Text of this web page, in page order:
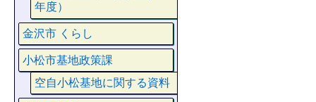
年度）
金沢市 くらし
小松市基地政策課
空自小松基地に関する資料